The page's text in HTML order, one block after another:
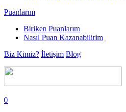
Puanlarım
Biriken Puanlarım
Nasıl Puan Kazanabilirim
Biz Kimiz? İletişim Blog
0